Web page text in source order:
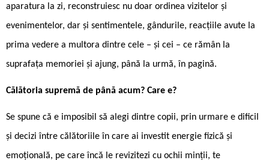
aparatura la zi, reconstruiesc nu doar ordinea vizitelor și
evenimentelor, dar și sentimentele, gândurile, reacțiile avute la
prima vedere a multora dintre cele – și cei – ce rămân la
suprafața memoriei și ajung, până la urmă, în pagină.
Călătoria supremă de până acum? Care e?
Se spune că e imposibil să alegi dintre copii, prin urmare e dificil
și decizi între călătoriile în care ai investit energie fizică și
emoțională, pe care încă le revizitezi cu ochii minții, te